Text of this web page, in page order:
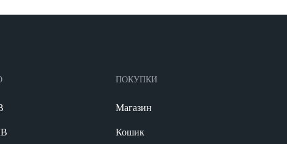
ПОКУПКИ
Магазин
Кошик